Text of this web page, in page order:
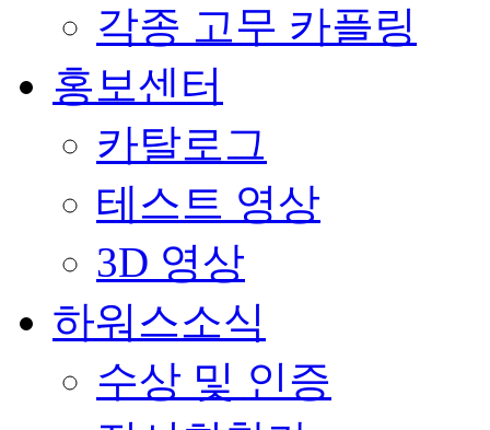
각종 고무 카플링
홍보센터
카탈로그
테스트 영상
3D 영상
하워스소식
수상 및 인증